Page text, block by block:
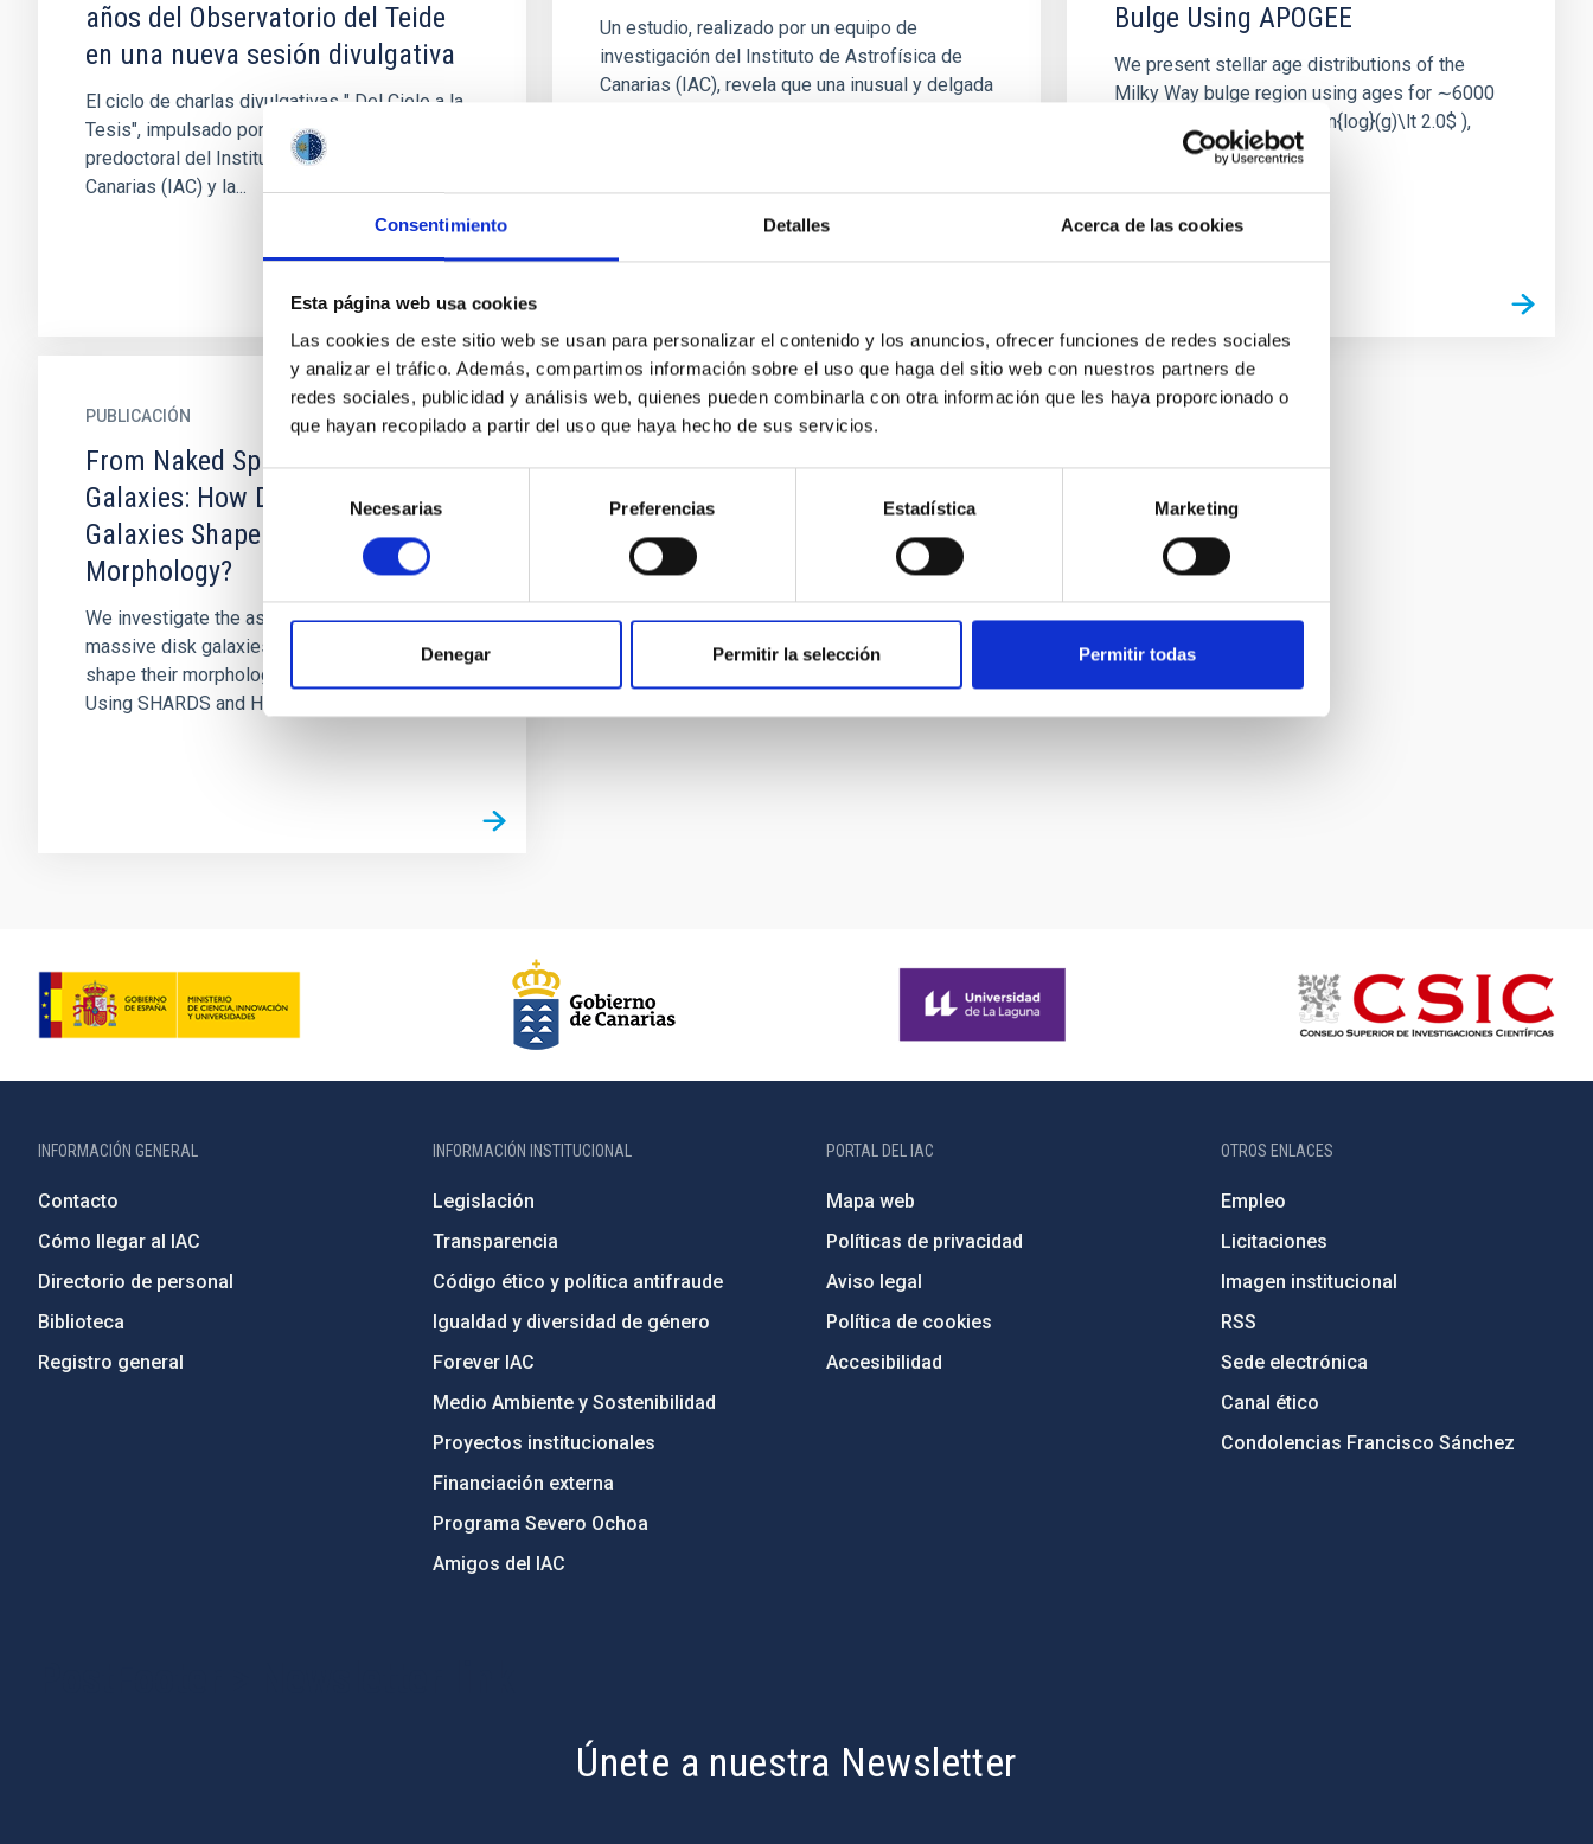
Consentimiento Detalles Acerca de las cookies
Esta página web usa cookies
Las cookies de este sitio web se usan para personalizar el contenido y los anuncios, ofrecer funciones de redes sociales
y analizar el tráfico. Además, compartimos información sobre el uso que haga del sitio web con nuestros partners de
redes sociales, publicidad y análisis web, quienes pueden combinarla con otra información que les haya proporcionado o
que hayan recopilado a partir del uso que haya hecho de sus servicios.
de
consentimiento
Necesarias Preferencias Estadística Marketing
Denegar Permitir la selección Permitir todas
años del Observatorio del Teide
en una nueva sesión divulgativa
El ciclo de charlas divulgativas " Del Cielo a la
Tesis", impulsado por el estudiantado
predoctoral del Instituto de Astrofísica de
Canarias (IAC) y la...
Un estudio, realizado por un equipo de
investigación del Instituto de Astrofísica de
Canarias (IAC), revela que una inusual y delgada
Bulge Using APOGEE
We present stellar age distributions of the
Milky Way bulge region using ages for ∼6000
high-luminosity ( $\mathrm{log}(g)\lt 2.0$ ),
metal-rich ([Fe/H] ≥ -0.5)...
PUBLICACIÓN
From Naked Spheroids to Disky
Galaxies: How Do Massive Disk
Galaxies Shape Their
Morphology?
We investigate the assembly history of
massive disk galaxies and describe how they
shape their morphology through cosmic time.
Using SHARDS and HST data, we...
INFORMACIÓN GENERAL
Contacto
Cómo llegar al IAC
Directorio de personal
Biblioteca
Registro general
INFORMACIÓN INSTITUCIONAL
Legislación
Transparencia
Código ético y política antifraude
Igualdad y diversidad de género
Forever IAC
Medio Ambiente y Sostenibilidad
Proyectos institucionales
Financiación externa
Programa Severo Ochoa
Amigos del IAC
PORTAL DEL IAC
Mapa web
Políticas de privacidad
Aviso legal
Política de cookies
Accesibilidad
OTROS ENLACES
Empleo
Licitaciones
Imagen institucional
RSS
Sede electrónica
Canal ético
Condolencias Francisco Sánchez
Únete a nuestra Newsletter